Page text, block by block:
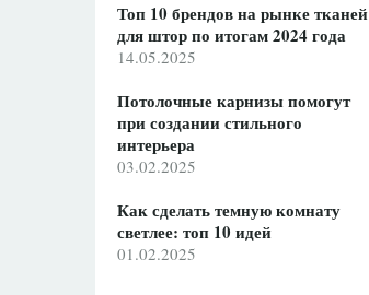
Топ 10 брендов на рынке тканей
для штор по итогам 2024 года
14.05.2025
Потолочные карнизы помогут
при создании стильного
интерьера
03.02.2025
Как сделать темную комнату
светлее: топ 10 идей
01.02.2025